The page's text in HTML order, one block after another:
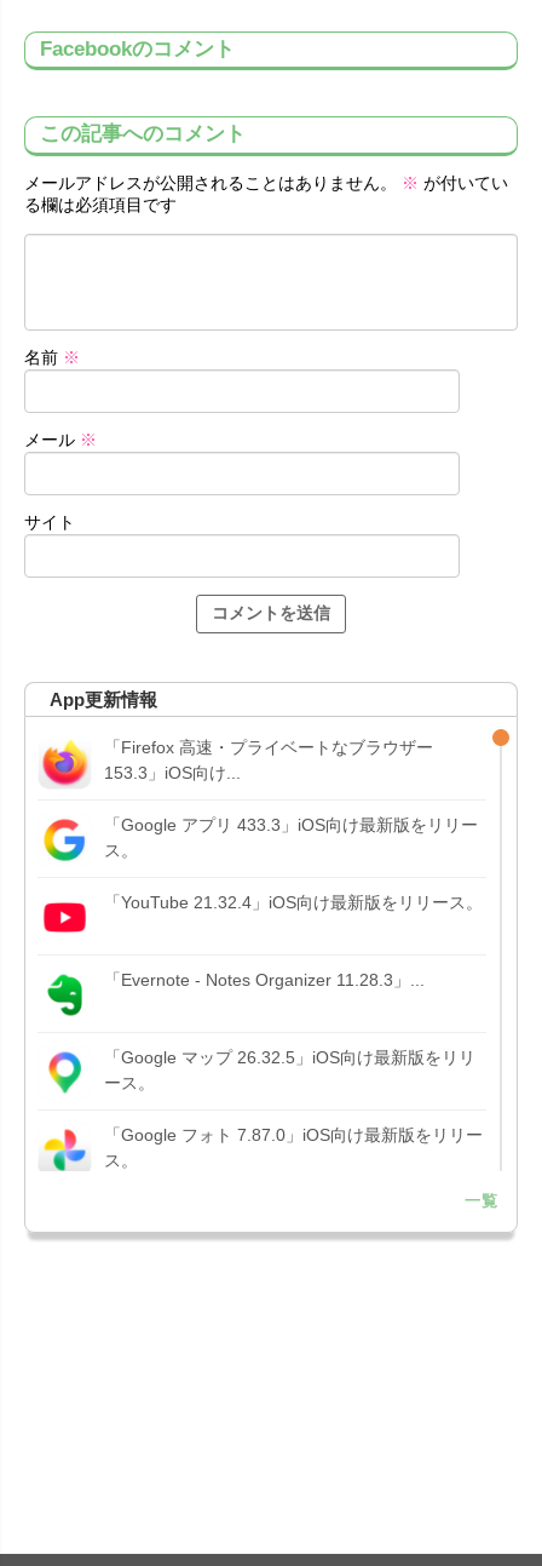
Facebookのコメント
この記事へのコメント
メールアドレスが公開されることはありません。 ※ が付いてい
る欄は必須項目です
名前 ※
メール ※
サイト
App更新情報
「Firefox 高速・プライベートなブラウザー
153.3」iOS向け...
「Google アプリ 433.3」iOS向け最新版をリリー
ス。
「YouTube 21.32.4」iOS向け最新版をリリース。
「Evernote - Notes Organizer 11.28.3」...
「Google マップ 26.32.5」iOS向け最新版をリリ
ース。
「Google フォト 7.87.0」iOS向け最新版をリリー
ス。
ス。
一覧